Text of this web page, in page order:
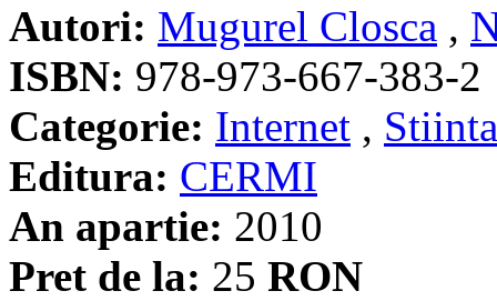
Autori: Mugurel Closca ,
ISBN: 978-973-667-383-2
Categorie: Internet ,
Editura: CERMI
An apartie: 2010
Pret de la: 25 RON